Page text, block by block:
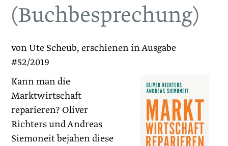
(Buchbesprechung)
von Ute Scheub, erschienen in Ausgabe
#52/2019
Kann man die
Marktwirtschaft
reparieren? Oliver
Richters und Andreas
Siemoneit bejahen diese